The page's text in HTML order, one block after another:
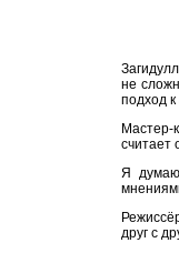
не
подход
Мастер-
считает
Я
друг с